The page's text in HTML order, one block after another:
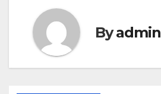
Byadmin